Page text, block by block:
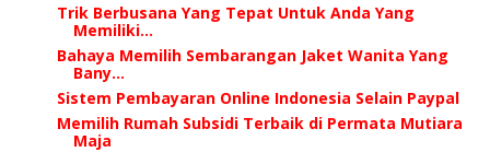
Trik Berbusana Yang Tepat Untuk Anda Yang
Memiliki...
Bahaya Memilih Sembarangan Jaket Wanita Yang
Bany...
Sistem Pembayaran Online Indonesia Selain Paypal
Memilih Rumah Subsidi Terbaik di Permata Mutiara
Maja